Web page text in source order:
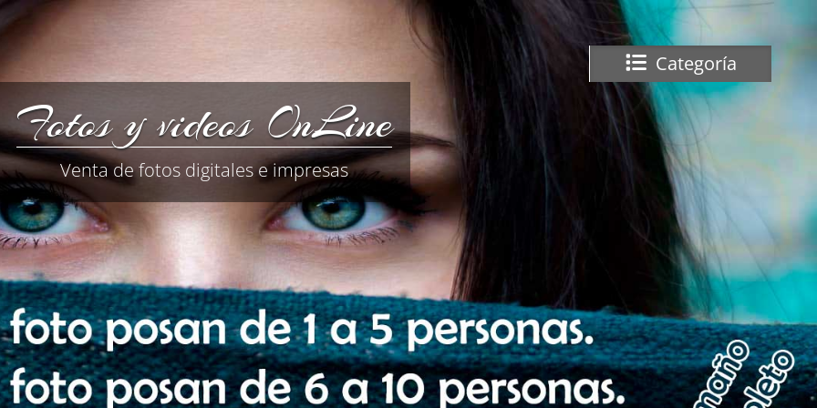
Categoría
Fotos y videos OnLine
Venta de fotos digitales e impresas